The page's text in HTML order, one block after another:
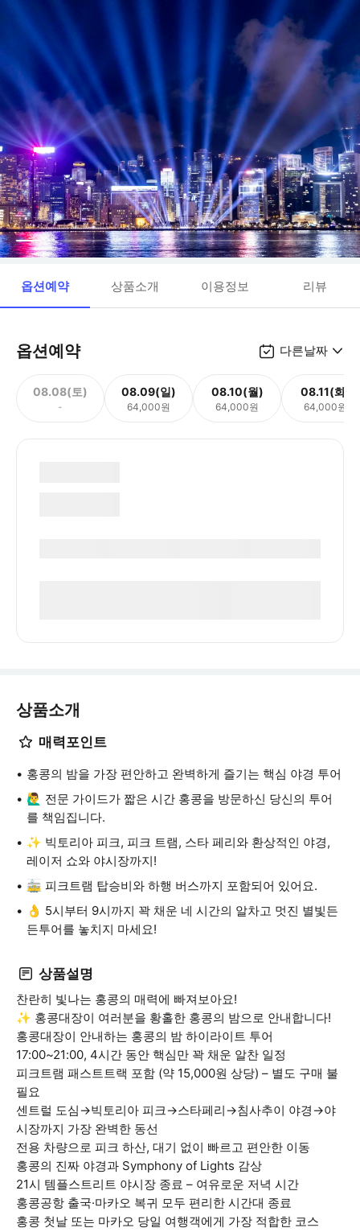
옵션예약 상품소개 이용정보 리뷰
옵션예약 다른날짜
08.08(토)
-
08.09(일)
64,000원
08.10(월)
64,000원
08.11(화)
64,000원
상품소개
매력포인트
홍콩의 밤을 가장 편안하고 완벽하게 즐기는 핵심 야경 투어
🙋‍♂️ 전문 가이드가 짧은 시간 홍콩을 방문하신 당신의 투어
를 책임집니다.
✨ 빅토리아 피크, 피크 트램, 스타 페리와 환상적인 야경,
레이저 쇼와 야시장까지!
🚋 피크트램 탑승비와 하행 버스까지 포함되어 있어요.
👌 5시부터 9시까지 꽉 채운 네 시간의 알차고 멋진 별빛든
든투어를 놓치지 마세요!
상품설명
찬란히 빛나는 홍콩의 매력에 빠져보아요!
✨ 홍콩대장이 여러분을 황홀한 홍콩의 밤으로 안내합니다!
홍콩대장이 안내하는 홍콩의 밤 하이라이트 투어
17:00~21:00, 4시간 동안 핵심만 꽉 채운 알찬 일정
피크트램 패스트트랙 포함 (약 15,000원 상당) – 별도 구매 불
필요
센트럴 도심→빅토리아 피크→스타페리→침사추이 야경→야
시장까지 가장 완벽한 동선
전용 차량으로 피크 하산, 대기 없이 빠르고 편안한 이동
홍콩의 진짜 야경과 Symphony of Lights 감상
21시 템플스트리트 야시장 종료 – 여유로운 저녁 시간
홍콩공항 출국·마카오 복귀 모두 편리한 시간대 종료
홍콩 첫날 또는 마카오 당일 여행객에게 가장 적합한 코스